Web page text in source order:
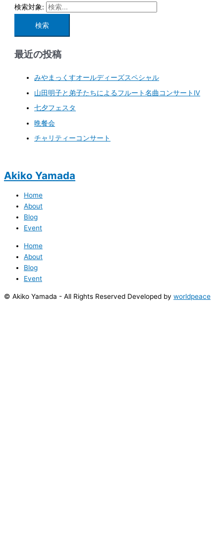
検索対象:
最近の投稿
みやまっくすオールディーズスペシャル
山田明子と弟子たちによるフルート名曲コンサートⅣ
七夕フェスタ
晩餐会
チャリティーコンサート
Akiko Yamada
Home
About
Blog
Event
Home
About
Blog
Event
© Akiko Yamada - All Rights Reserved Developed by worldpeace